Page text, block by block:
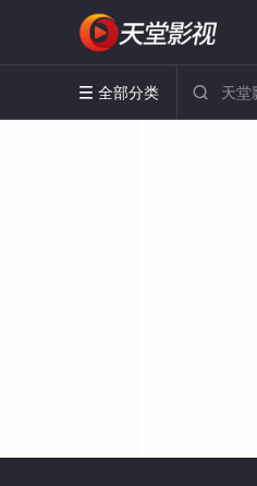
 全部分类 